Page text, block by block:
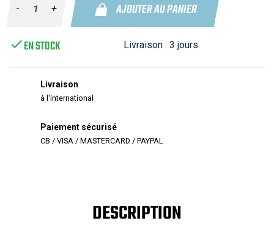
- + AJOUTER AU PANIER
EN STOCK Livraison : 3 jours
Livraison
à l'international
Paiement sécurisé
CB / VISA / MASTERCARD / PAYPAL
DESCRIPTION